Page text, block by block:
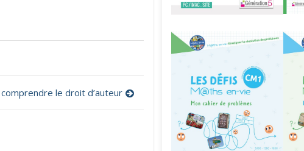
le droit d’auteur